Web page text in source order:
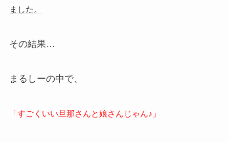
ました。
その結果…
まるしーの中で、
「すごくいい旦那さんと娘さんじゃん♪」